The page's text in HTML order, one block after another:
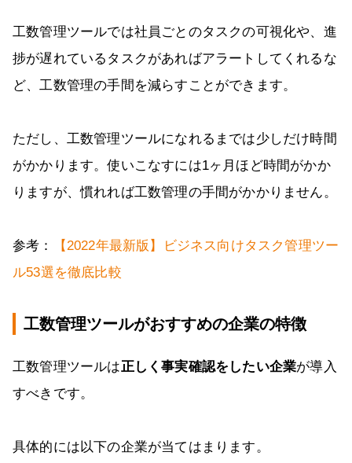
工数管理ツールでは社員ごとのタスクの可視化や、進
捗が遅れているタスクがあればアラートしてくれるな
ど、工数管理の手間を減らすことができます。
ただし、工数管理ツールになれるまでは少しだけ時間
がかかります。使いこなすには1ヶ月ほど時間がかか
りますが、慣れれば工数管理の手間がかかりません。
参考：
【2022年最新版】ビジネス向けタスク管理ツー
ル53選を徹底比較
工数管理ツールがおすすめの企業の特徴
工数管理ツールは正しく事実確認をしたい企業が導入
すべきです。
具体的には以下の企業が当てはまります。